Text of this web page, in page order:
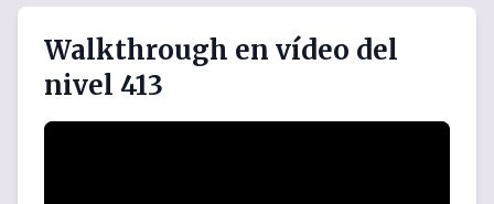
Walkthrough en vídeo del
nivel 413